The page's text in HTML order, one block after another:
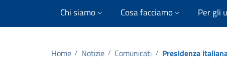
Chi siamo Cosa facciamo Per gli
Home / Notizie / Comunicati / Presidenza